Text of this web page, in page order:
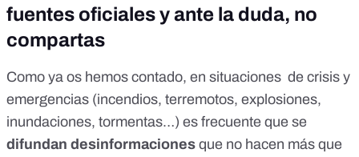
fuentes oficiales y ante la duda, no
compartas
Como ya os hemos contado, en situaciones de crisis y
emergencias (incendios, terremotos, explosiones,
inundaciones, tormentas…) es frecuente que se
difundan desinformaciones que no hacen más que